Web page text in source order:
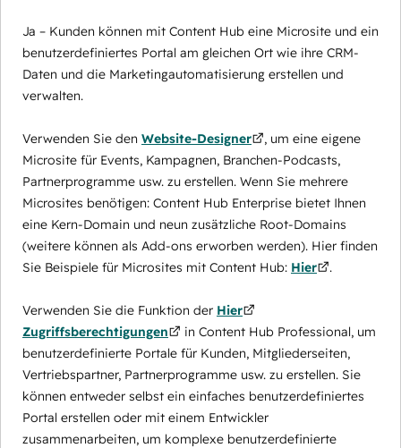
Ja – Kunden können mit Content Hub eine Microsite und ein
benutzerdefiniertes Portal am gleichen Ort wie ihre CRM-
Daten und die Marketingautomatisierung erstellen und
verwalten.
Verwenden Sie den Website-Designer
, um eine eigene
Microsite für Events, Kampagnen, Branchen-Podcasts,
Partnerprogramme usw. zu erstellen. Wenn Sie mehrere
Microsites benötigen: Content Hub Enterprise bietet Ihnen
eine Kern-Domain und neun zusätzliche Root-Domains
(weitere können als Add-ons erworben werden). Hier finden
Sie Beispiele für Microsites mit Content Hub: Hier .
Verwenden Sie die Funktion der Hier
Zugriffsberechtigungen
in Content Hub Professional, um
benutzerdefinierte Portale für Kunden, Mitgliederseiten,
Vertriebspartner, Partnerprogramme usw. zu erstellen. Sie
können entweder selbst ein einfaches benutzerdefiniertes
Portal erstellen oder mit einem Entwickler
zusammenarbeiten, um komplexe benutzerdefinierte